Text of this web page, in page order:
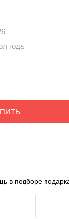
года
в подборе